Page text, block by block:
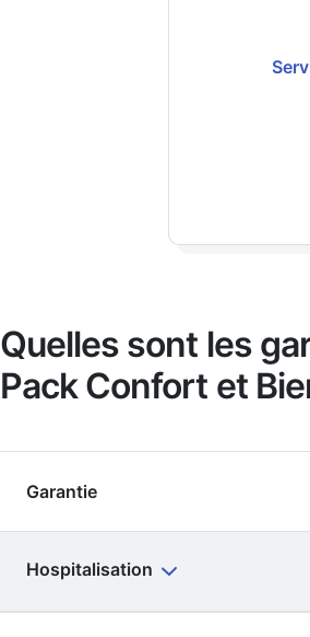
Quelles sont les
Pack Confort et
Garantie
Hospitalisation